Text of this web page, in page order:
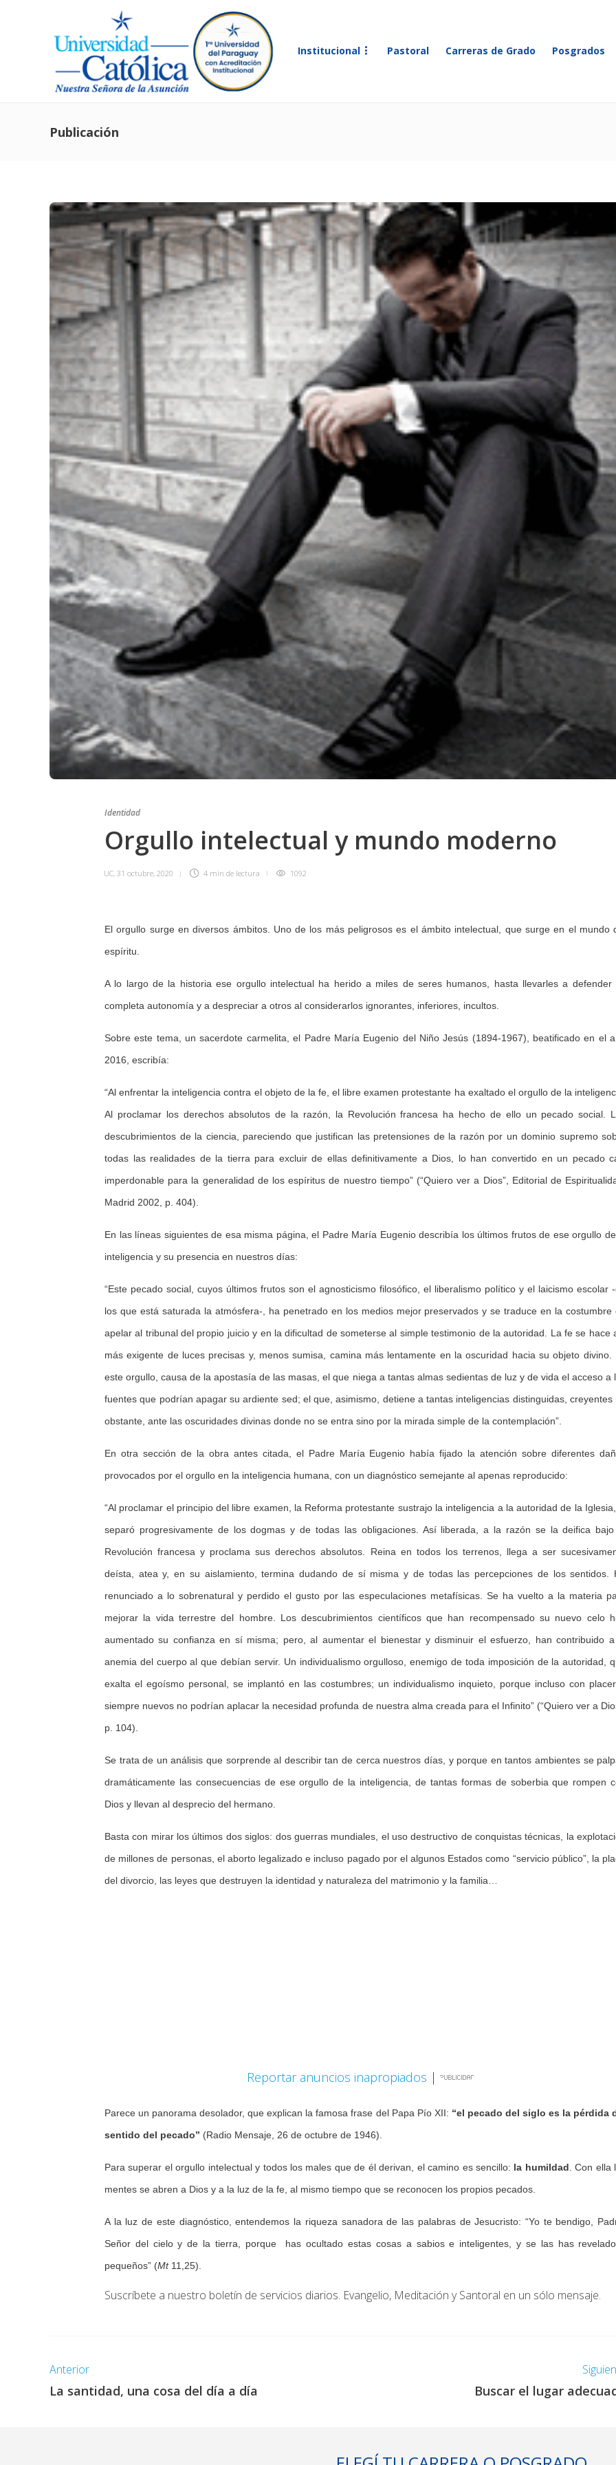
Institucional Pastoral Carreras de Grado Posgrados
Publicación
Identidad
Orgullo intelectual y mundo moderno
UC, 31 octubre, 2020 4 min de lectura 1092
El orgullo surge en diversos ámbitos. Uno de los más peligrosos es el ámbito intelectual, que surge en el mundo
espíritu.
A lo largo de la historia ese orgullo intelectual ha herido a miles de seres humanos, hasta llevarles a defender
completa autonomía y a despreciar a otros al considerarlos ignorantes, inferiores, incultos.
Sobre este tema, un sacerdote carmelita, el Padre María Eugenio del Niño Jesús (1894-1967), beatificado en el
2016, escribía:
“Al enfrentar la inteligencia contra el objeto de la fe, el libre examen protestante ha exaltado el orgullo de la
Al proclamar los derechos absolutos de la razón, la Revolución francesa ha hecho de ello un pecado social.
descubrimientos de la ciencia, pareciendo que justifican las pretensiones de la razón por un dominio supremo
todas las realidades de la tierra para excluir de ellas definitivamente a Dios, lo han convertido en un pecado
imperdonable para la generalidad de los espíritus de nuestro tiempo” (“Quiero ver a Dios”, Editorial de
Madrid 2002, p. 404).
En las líneas siguientes de esa misma página, el Padre María Eugenio describía los últimos frutos de ese orgullo
inteligencia y su presencia en nuestros días:
“Este pecado social, cuyos últimos frutos son el agnosticismo filosófico, el liberalismo político y el laicismo escolar
los que está saturada la atmósfera-, ha penetrado en los medios mejor preservados y se traduce en la costumbre
apelar al tribunal del propio juicio y en la dificultad de someterse al simple testimonio de la autoridad. La fe se hace
más exigente de luces precisas y, menos sumisa, camina más lentamente en la oscuridad hacia su objeto divino.
este orgullo, causa de la apostasía de las masas, el que niega a tantas almas sedientas de luz y de vida el acceso a
fuentes que podrían apagar su ardiente sed; el que, asimismo, detiene a tantas inteligencias distinguidas, creyentes
obstante, ante las oscuridades divinas donde no se entra sino por la mirada simple de la contemplación”.
En otra sección de la obra antes citada, el Padre María Eugenio había fijado la atención sobre diferentes
provocados por el orgullo en la inteligencia humana, con un diagnóstico semejante al apenas reproducido:
“Al proclamar el principio del libre examen, la Reforma protestante sustrajo la inteligencia a la autoridad de la
separó progresivamente de los dogmas y de todas las obligaciones. Así liberada, a la razón se la deifica
Revolución francesa y proclama sus derechos absolutos. Reina en todos los terrenos, llega a ser
deísta, atea y, en su aislamiento, termina dudando de sí misma y de todas las percepciones de los sentidos.
renunciado a lo sobrenatural y perdido el gusto por las especulaciones metafísicas. Se ha vuelto a la materia
mejorar la vida terrestre del hombre. Los descubrimientos científicos que han recompensado su nuevo celo
aumentado su confianza en sí misma; pero, al aumentar el bienestar y disminuir el esfuerzo, han contribuido
anemia del cuerpo al que debían servir. Un individualismo orgulloso, enemigo de toda imposición de la autoridad,
exalta el egoísmo personal, se implantó en las costumbres; un individualismo inquieto, porque incluso con
siempre nuevos no podrían aplacar la necesidad profunda de nuestra alma creada para el Infinito” (“Quiero ver a
p. 104).
Se trata de un análisis que sorprende al describir tan de cerca nuestros días, y porque en tantos ambientes se
dramáticamente las consecuencias de ese orgullo de la inteligencia, de tantas formas de soberbia que rompen
Dios y llevan al desprecio del hermano.
Basta con mirar los últimos dos siglos: dos guerras mundiales, el uso destructivo de conquistas técnicas, la
de millones de personas, el aborto legalizado e incluso pagado por el algunos Estados como “servicio público”, la
del divorcio, las leyes que destruyen la identidad y naturaleza del matrimonio y la familia…
Reportar anuncios inapropiados |
Parece un panorama desolador, que explican la famosa frase del Papa Pío XII: “el pecado del siglo es la pérdida
sentido del pecado” (Radio Mensaje, 26 de octubre de 1946).
Para superar el orgullo intelectual y todos los males que de él derivan, el camino es sencillo: la humildad. Con ella
mentes se abren a Dios y a la luz de la fe, al mismo tiempo que se reconocen los propios pecados.
A la luz de este diagnóstico, entendemos la riqueza sanadora de las palabras de Jesucristo: “Yo te bendigo,
Señor del cielo y de la tierra, porque has ocultado estas cosas a sabios e inteligentes, y se las has
pequeños” (Mt11,25).
Suscríbete a nuestro boletín de servicios diarios. Evangelio, Meditación y Santoral en un sólo mensaje.
Anterior
La santidad, una cosa del día a día Buscar el lugar